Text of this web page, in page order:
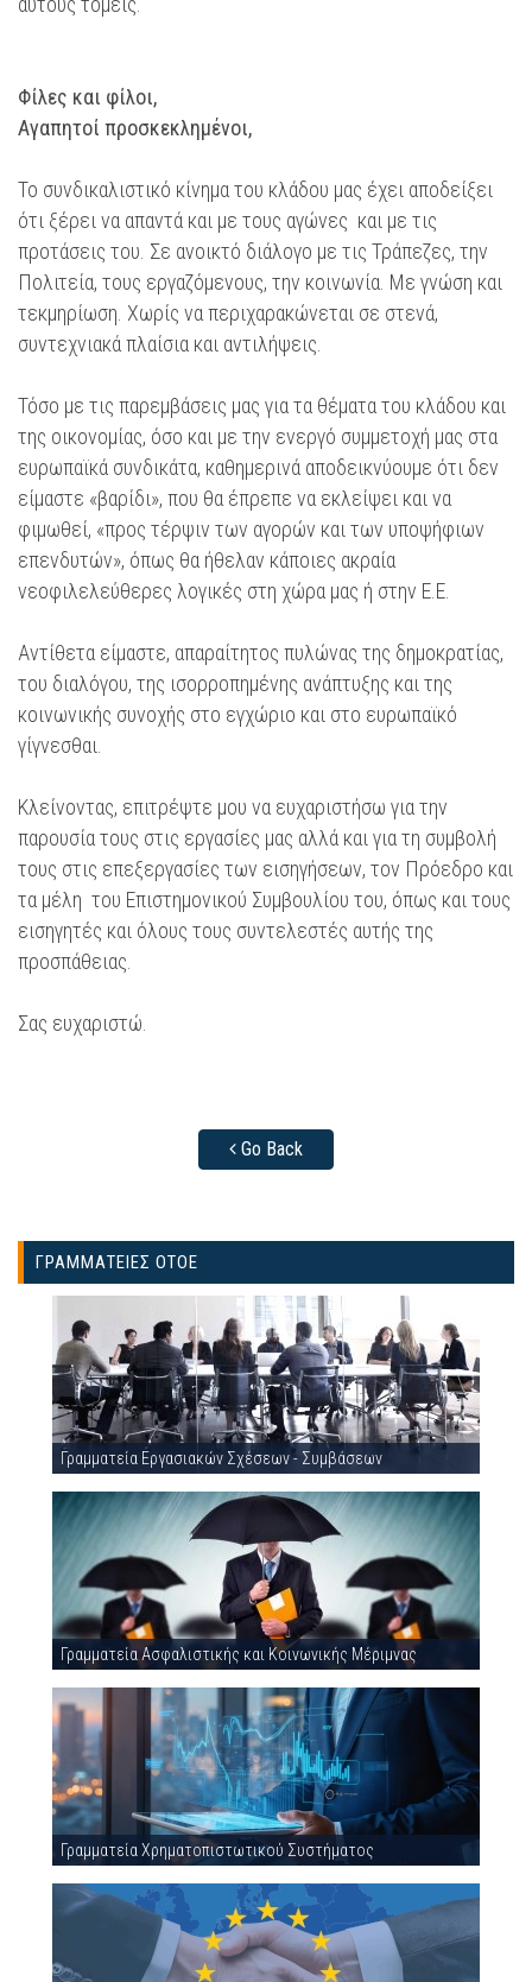
Φίλες και φίλοι,
Αγαπητοί προσκεκλημένοι,
Το συνδικαλιστικό κίνημα του κλάδου μας έχει αποδείξει
ότι ξέρει να απαντά και με τους αγώνες και με τις
προτάσεις του. Σε ανοικτό διάλογο με τις Τράπεζες, την
Πολιτεία, τους εργαζόμενους, την κοινωνία. Με γνώση και
τεκμηρίωση. Χωρίς να περιχαρακώνεται σε στενά,
συντεχνιακά πλαίσια και αντιλήψεις.
Τόσο με τις παρεμβάσεις μας για τα θέματα του κλάδου και
της οικονομίας, όσο και με την ενεργό συμμετοχή μας στα
ευρωπαϊκά συνδικάτα, καθημερινά αποδεικνύουμε ότι δεν
είμαστε «βαρίδι», που θα έπρεπε να εκλείψει και να
φιμωθεί, «προς τέρψιν των αγορών και των υποψήφιων
επενδυτών», όπως θα ήθελαν κάποιες ακραία
νεοφιλελεύθερες λογικές στη χώρα μας ή στην Ε.Ε.
Αντίθετα είμαστε, απαραίτητος πυλώνας της δημοκρατίας,
του διαλόγου, της ισορροπημένης ανάπτυξης και της
κοινωνικής συνοχής στο εγχώριο και στο ευρωπαϊκό
γίγνεσθαι.
Κλείνοντας, επιτρέψτε μου να ευχαριστήσω για την
παρουσία τους στις εργασίες μας αλλά και για τη συμβολή
τους στις επεξεργασίες των εισηγήσεων, τον Πρόεδρο και
τα μέλη του Επιστημονικού Συμβουλίου του, όπως και τους
εισηγητές και όλους τους συντελεστές αυτής της
προσπάθειας.
Σας ευχαριστώ.
Go Back
ΓΡΑΜΜΑΤΕΙΕΣ ΟΤΟΕ
Γραμματεία Εργασιακών Σχέσεων - Συμβάσεων
Γραμματεία Ασφαλιστικής και Κοινωνικής Μέριμνας
Γραμματεία Χρηματοπιστωτικού Συστήματος